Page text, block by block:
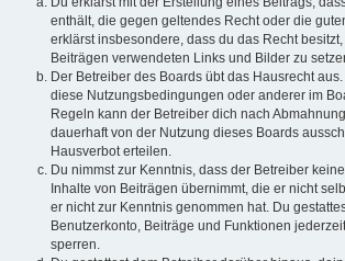
enthält, die gegen geltendes Recht oder die
erklärst insbesondere, dass du das Recht
Beiträgen verwendeten Links und Bilder zu
Der Betreiber des Boards übt das Hausrecht
diese Nutzungsbedingungen oder anderer im
Regeln kann der Betreiber dich nach
dauerhaft von der Nutzung dieses Boards
Hausverbot erteilen.
Du nimmst zur Kenntnis, dass der Betreiber
Inhalte von Beiträgen übernimmt, die er nicht
er nicht zur Kenntnis genommen hat. Du
Benutzerkonto, Beiträge und Funktionen
sperren.